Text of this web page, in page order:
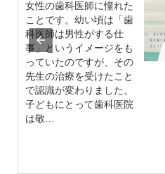
女性の歯科医師に憧れた
ことです。幼い頃は「歯
科医師は男性がする仕
事」というイメージをも
っていたのですが、その
先生の治療を受けたこと
で認識が変わりました。
子どもにとって歯科医院
は敬…